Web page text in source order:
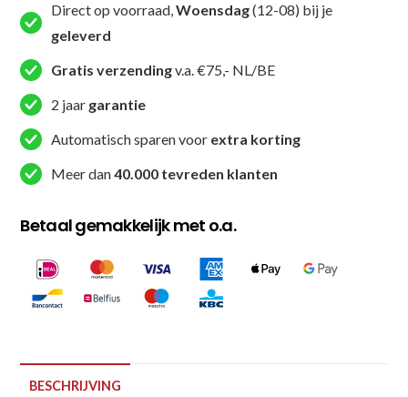
Kickboks
shirt
aantal
Direct op voorraad,Woensdag(12-08) bij je
geleverd
Gratis verzendingv.a. €75,- NL/BE
2 jaar garantie
Automatisch sparen voor extra korting
Meer dan40.000 tevreden klanten
Betaal gemakkelijk met o.a.
BESCHRIJVING